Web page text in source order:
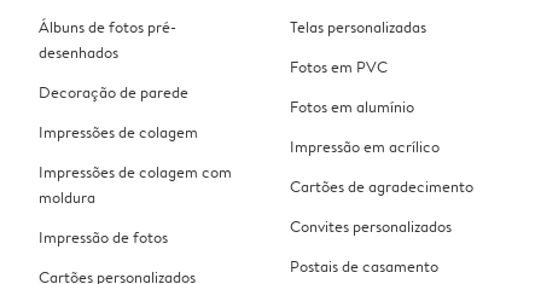
Álbuns de fotos pré-
desenhados
Decoração de parede
Impressões de colagem
Impressões de colagem com
moldura
Impressão de fotos
Cartões personalizados
Telas personalizadas
Fotos em PVC
Fotos em alumínio
Impressão em acrílico
Cartões de agradecimento
Convites personalizados
Postais de casamento